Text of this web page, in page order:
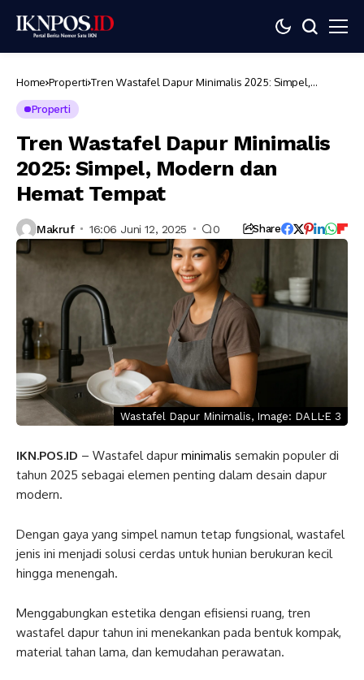
Home Properti Tren Wastafel Dapur Minimalis 2025: Simpel,
Properti
Tren Wastafel Dapur Minimalis
2025: Simpel, Modern dan
Hemat Tempat
Makruf 16:06 Juni 12, 2025 0 Share
Wastafel Dapur Minimalis, Image: DALL·E 3
IKN.POS.ID – Wastafel dapur minimalis semakin populer di
tahun 2025 sebagai elemen penting dalam desain dapur
modern.
Dengan gaya yang simpel namun tetap fungsional, wastafel
jenis ini menjadi solusi cerdas untuk hunian berukuran kecil
hingga menengah.
Menggabungkan estetika dengan efisiensi ruang, tren
wastafel dapur tahun ini menekankan pada bentuk kompak,
material tahan lama, dan kemudahan perawatan.